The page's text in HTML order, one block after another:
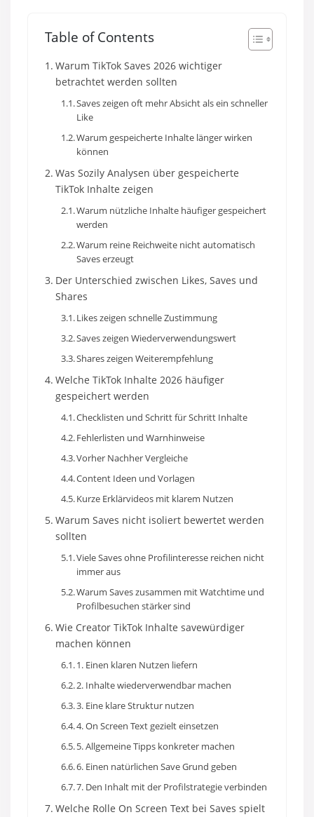
Table of Contents
Warum TikTok Saves 2026 wichtiger
betrachtet werden sollten
Saves zeigen oft mehr Absicht als ein schneller
Like
Warum gespeicherte Inhalte länger wirken
können
Was Sozily Analysen über gespeicherte
TikTok Inhalte zeigen
Warum nützliche Inhalte häufiger gespeichert
werden
Warum reine Reichweite nicht automatisch
Saves erzeugt
Der Unterschied zwischen Likes, Saves und
Shares
Likes zeigen schnelle Zustimmung
Saves zeigen Wiederverwendungswert
Shares zeigen Weiterempfehlung
Welche TikTok Inhalte 2026 häufiger
gespeichert werden
Checklisten und Schritt für Schritt Inhalte
Fehlerlisten und Warnhinweise
Vorher Nachher Vergleiche
Content Ideen und Vorlagen
Kurze Erklärvideos mit klarem Nutzen
Warum Saves nicht isoliert bewertet werden
sollten
Viele Saves ohne Profilinteresse reichen nicht
immer aus
Warum Saves zusammen mit Watchtime und
Profilbesuchen stärker sind
Wie Creator TikTok Inhalte savewürdiger
machen können
1. Einen klaren Nutzen liefern
2. Inhalte wiederverwendbar machen
3. Eine klare Struktur nutzen
4. On Screen Text gezielt einsetzen
5. Allgemeine Tipps konkreter machen
6. Einen natürlichen Save Grund geben
7. Den Inhalt mit der Profilstrategie verbinden
Welche Rolle On Screen Text bei Saves spielt